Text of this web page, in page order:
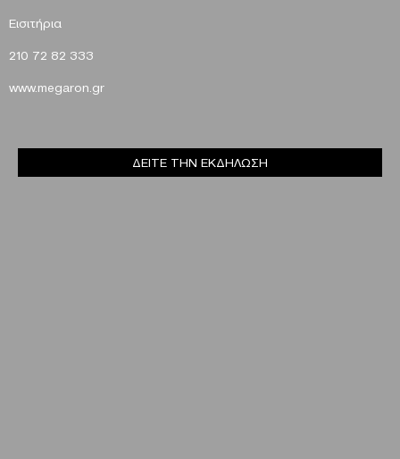
Eισιτήρια
210 72 82 333
www.megaron gr
ΔΕΙΤΕ ΤΗΝ ΕΚΔΗΛΩΣΗ